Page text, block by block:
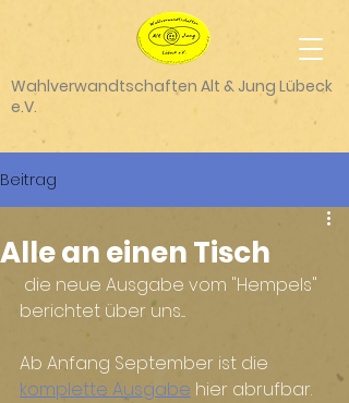
Wahlverwandtschaften Alt & Jung Lübeck
e.V.
Beitrag
Alle an einen Tisch
berichtet über uns....
Ab Anfang September ist die
komplette Ausgabe hier abrufbar.